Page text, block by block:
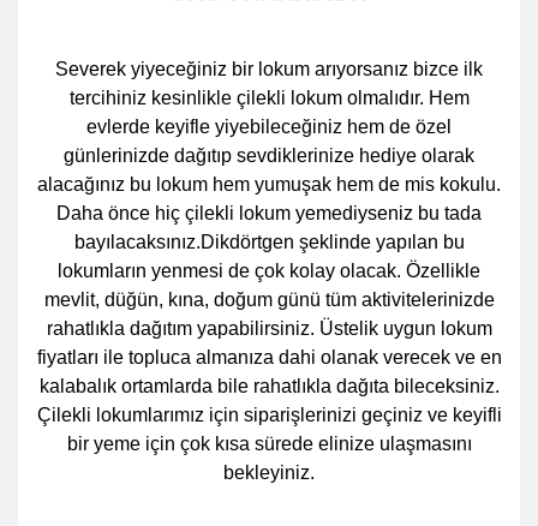
Severek yiyeceğiniz bir lokum arıyorsanız bizce ilk
tercihiniz kesinlikle çilekli lokum olmalıdır. Hem
evlerde keyifle yiyebileceğiniz hem de özel
günlerinizde dağıtıp sevdiklerinize hediye olarak
alacağınız bu lokum hem yumuşak hem de mis kokulu.
Daha önce hiç çilekli lokum yemediyseniz bu tada
bayılacaksınız.Dikdörtgen şeklinde yapılan bu
lokumların yenmesi de çok kolay olacak. Özellikle
mevlit, düğün, kına, doğum günü tüm aktivitelerinizde
rahatlıkla dağıtım yapabilirsiniz. Üstelik uygun lokum
fiyatları ile topluca almanıza dahi olanak verecek ve en
kalabalık ortamlarda bile rahatlıkla dağıta bileceksiniz.
Çilekli lokumlarımız için siparişlerinizi geçiniz ve keyifli
bir yeme için çok kısa sürede elinize ulaşmasını
bekleyiniz.